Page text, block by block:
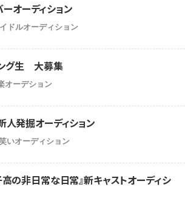
オーディション
ドルオーディション
グ生 大募集
オーデション
発掘オーディション
いオーディション
の非日常な日常』新キャストオーディシ